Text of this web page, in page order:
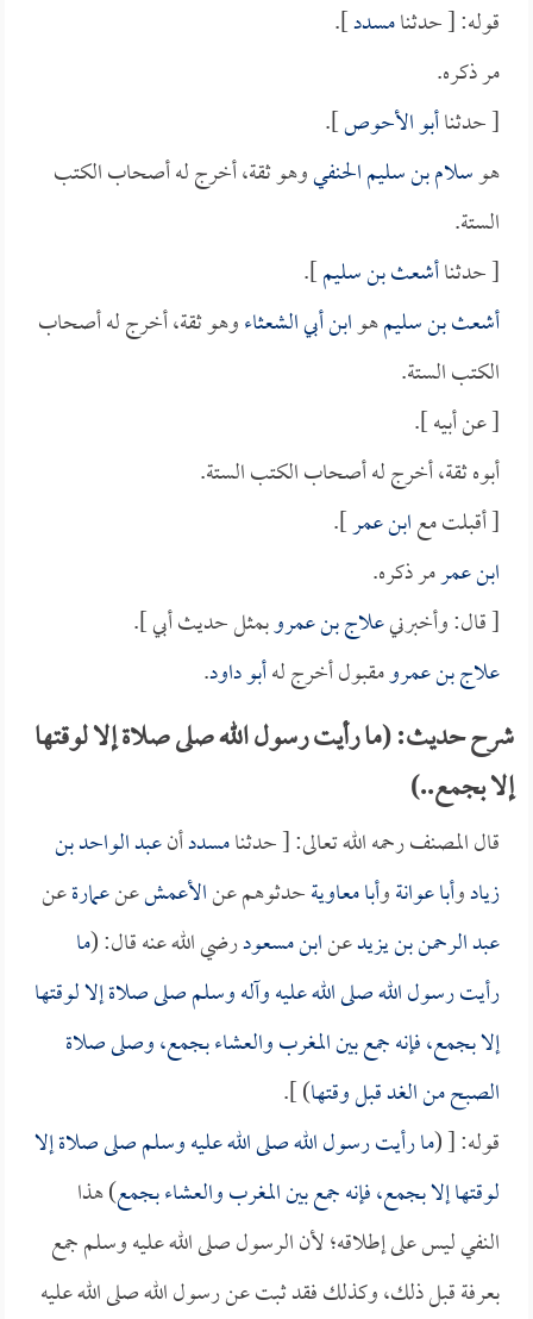
قوله: [ حدثنامسدد].
مر ذكره.
[ حدثناأبو الأحوص].
هوسلام بن سليم الحنفيوهو ثقة، أخرج له أصحاب الكتب
الستة.
[ حدثناأشعث بن سليم].
أشعث بن سليمهوابن أبي الشعثاءوهو ثقة، أخرج له أصحاب
الكتب الستة.
[ عن أبيه ].
أبوه ثقة، أخرج له أصحاب الكتب الستة.
[ أقبلت معابن عمر].
ابن عمرمر ذكره.
[ قال: وأخبرنيعلاج بن عمروبمثل حديث أبي ].
علاج بن عمرومقبول أخرج لهأبو داود.
شرح حديث: (ما رأيت رسول الله صلى صلاة إلا لوقتها
إلا بجمع..)
قال المصنف رحمه الله تعالى: [ حدثنامسددأنعبد الواحد بن
زيادوأبا عوانةوأبا معاويةحدثوهم عنالأعمشعنعمارةعن
عبد الرحمن بن يزيدعنابن مسعودرضي الله عنه قال: (ما
رأيت رسول الله صلى الله عليه وآله وسلم صلى صلاة إلا لوقتها
إلا بجمع، فإنه جمع بين المغرب والعشاء بجمع، وصلى صلاة
الصبح من الغد قبل وقتها) ].
قوله: [ (ما رأيت رسول الله صلى الله عليه وسلم صلى صلاة إلا
لوقتها إلا بجمع، فإنه جمع بين المغرب والعشاء بجمع) هذا
النفي ليس على إطلاقه؛ لأن الرسول صلى الله عليه وسلم جمع
بعرفة قبل ذلك، وكذلك فقد ثبت عن رسول الله صلى الله عليه